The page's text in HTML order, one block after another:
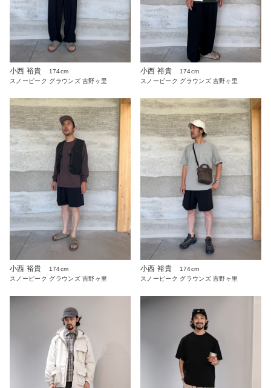
小西 裕貴
174cm
スノーピーク グラウンズ 吉野ヶ里
小西 裕貴
174cm
スノーピーク グラウンズ 吉野ヶ里
小西 裕貴
174cm
スノーピーク グラウンズ 吉野ヶ里
小西 裕貴
174cm
スノーピーク グラウンズ 吉野ヶ里